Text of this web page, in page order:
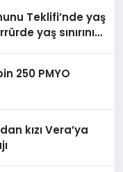
Teklifi’nde yaş
yaş sınırını
250 PMYO
kızı Vera’ya